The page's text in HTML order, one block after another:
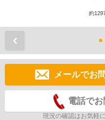
約
メールでお
電話で
現況の確認はお気軽